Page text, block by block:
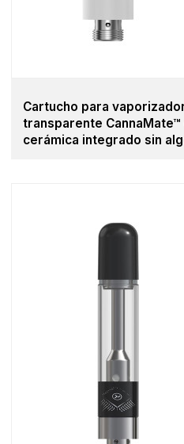
Cartucho para
transparente
cerámica integrado sin